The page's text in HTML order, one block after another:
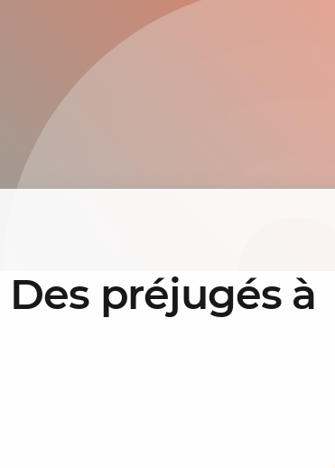
préjugés à